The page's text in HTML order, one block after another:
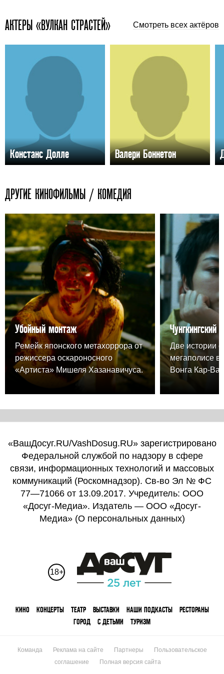
АКТЕРЫ «ВУЛКАН СТРАСТЕЙ» Смотреть всех актёров
Констанс Долле Валери Боннетон
ДРУГИЕ КИНОФИЛЬМЫ / КОМЕДИЯ
Убойный монтаж
Ремейк японского метахоррора от
режиссера оскароносного
«Артиста» Мишеля Хазанавичуса.
Чунгкингский
Две истории
мегаполисе в
Вонга Кар-
«ВашДосуг.RU/VashDosug.RU» зарегистрировано
Федеральной службой по надзору в сфере
связи, информационных технологий и массовых
коммуникаций (Роскомнадзор). Св-во Эл № ФС
77—71066 от 13.09.2017. Учредитель: ООО
«Досуг-Медиа». Издатель — ООО «Досуг-
Медиа» (О персональных данных)
18+
КИНО КОНЦЕРТЫ ТЕАТР ВЫСТАВКИ НАШИ ПОДКАСТЫ
РЕСТОРАНЫ
ГОРОД
С ДЕТЬМИ ТУРИЗМ
Команда Реклама на сайте Партнеры
Пользовательское
соглашение
Полная версия сайта